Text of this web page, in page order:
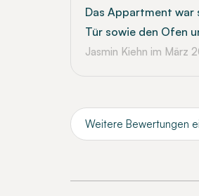
Das Appartment war
Tür sowie den Ofen
Jasmin Kiehn im März
Weitere Bewertungen